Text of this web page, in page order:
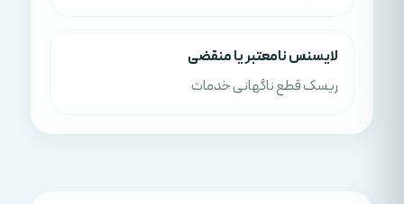
لایسنس نامعتبر یا منقضی
ریسک قطع ناگهانی خدمات